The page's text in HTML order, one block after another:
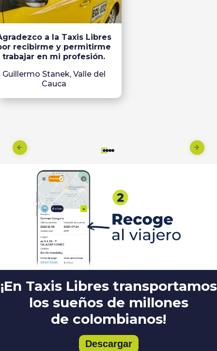
a la Taxis Libres
recibirme y permitirme
trabajar en mi profesión.
Guillermo Stanek, Valle del
Cauca
¡En Taxis Libres transportamos
los sueños de millones
de colombianos!
Descargar